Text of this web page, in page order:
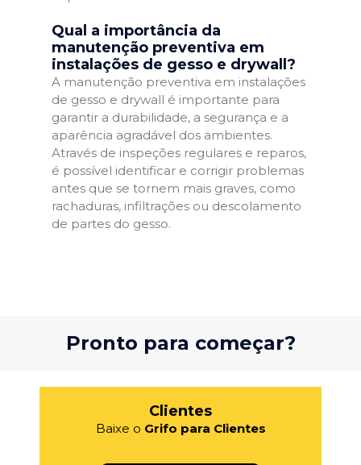
Qual a importância da
manutenção preventiva em
instalações de gesso e drywall?
A manutenção preventiva em instalações
de gesso e drywall é importante para
garantir a durabilidade, a segurança e a
aparência agradável dos ambientes.
Através de inspeções regulares e reparos,
é possível identificar e corrigir problemas
antes que se tornem mais graves, como
rachaduras, infiltrações ou descolamento
de partes do gesso.
Pronto para começar?
Clientes
Baixe o Grifo para Clientes